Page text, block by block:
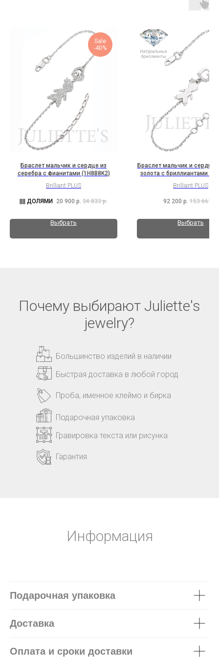
Sale
-40%
Браслет мальчик и сердце из
серебра с фианитами (1H8B8K2)
Brilliant PLUS
20 900 р. 34 833 р.
Выбрать
Браслет мальчик и сердце
золота с бриллиантами
Brilliant PLUS
92 200 р. 153 667
Выбрать
Почему выбирают Juliette's
jewelry?
Большинство изделий в наличии
Быстрая доставка в любой город
Подарочная упаковка
Гравировка текста или рисунка
Проба, именное клеймо и бирка
Гарантия
Информация
Подарочная упаковка
Доставка
Оплата и сроки доставки